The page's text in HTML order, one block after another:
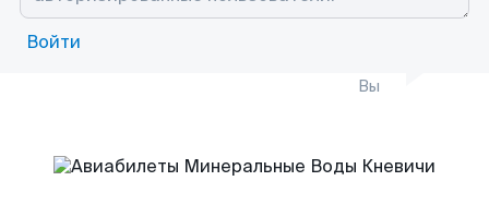
Войти
Вы